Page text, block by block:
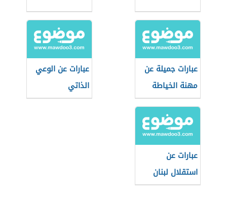
عبارات جميلة عن
مهنة الخياطة
عبارات عن الوعي
الذاتي
عبارات عن
استقلال لبنان